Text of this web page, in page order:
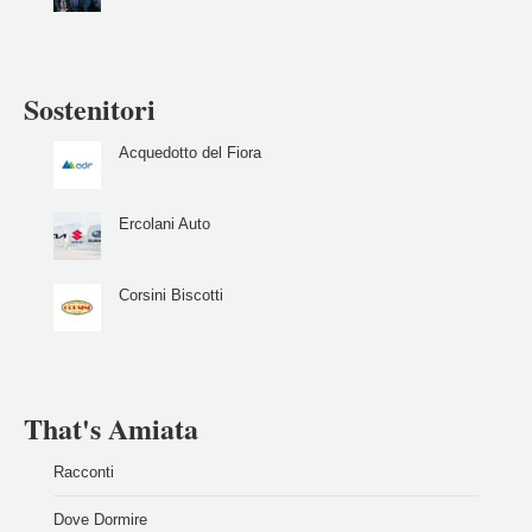
Sostenitori
Acquedotto del Fiora
Ercolani Auto
Corsini Biscotti
That's Amiata
Racconti
Dove Dormire